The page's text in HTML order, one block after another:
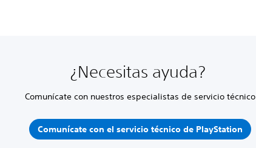
¿Necesitas ayuda?
Comunícate con nuestros especialistas de servicio técnico
Comunícate con el servicio técnico de PlayStation